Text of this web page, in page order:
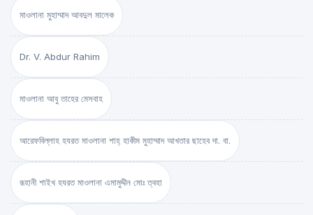
মাওলানা মুহাম্মাদ আবদুল মালেক
Dr. V. Abdur Rahim
মাওলানা আবু তাহের মেসবাহ
আরেফবিল্লাহ হযরত মাওলানা শাহ্ হাকীম মুহাম্মাদ আখতার ছাহেব দা. বা.
রূহানী শাইখ হযরত মাওলানা এমামুদ্দীন মোঃ ত্বহা